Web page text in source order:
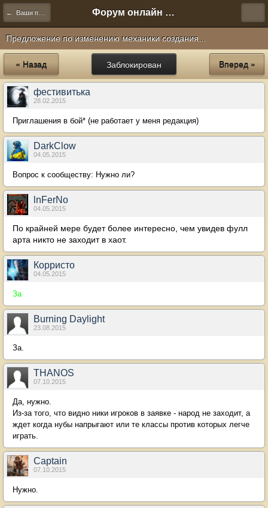
← Ваши предложения Форум онлайн игры "Новая Эра" (Нюра Биз)
Предложение по изменению механики создания...
Заблокирован
« Назад Вперед »
фестивитька
28.02.2015
Приглашения в бой* (не работает у меня редакция)
DarkClow
04.05.2015
Вопрос к сообществу: Нужно ли?
lnFerNo
04.05.2015
По крайней мере будет более интересно, чем увидев фулл
арта никто не заходит в хаот.
Корристо
04.05.2015
За
Burning Daylight
23.08.2015
За.
THANOS
07.10.2015
Да, нужно.
Из-за того, что видно ники игроков в заявке - народ не заходит, а
ждет когда нубы напрыгают или те классы против которых легче
играть.
Captain
07.10.2015
Нужно.